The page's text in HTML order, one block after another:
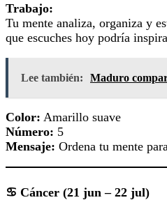
Trabajo:
Tu mente analiza, organiza y
que escuches hoy podría
Lee también: Maduro
Color: Amarillo suave
Número: 5
Mensaje: Ordena tu mente
♋ Cáncer (21 jun – 22 jul)